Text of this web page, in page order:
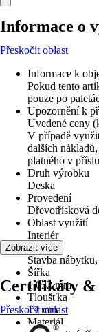
Informace o
Přeskočit oblast
Informace k
Pokud tento
pouze po
Upozornění k
Uvedené ceny
V případě
dalších
platného v
Druh výrobku
Deska
Provedení
Dřevotřísková
Oblast využití
Interiér
Využití
Stavba
Šířka
1 032 mm
Tloušťka
19 mm
Materiál
Zobrazit více
Certifikáty &
Přeskočit oblast